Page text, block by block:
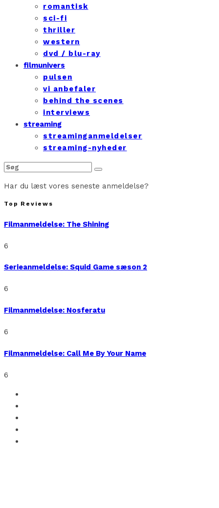
romantisk
sci-fi
thriller
western
dvd / blu-ray
filmunivers
pulsen
vi anbefaler
behind the scenes
interviews
streaming
streaminganmeldelser
streaming-nyheder
Har du læst vores seneste anmeldelse?
Top Reviews
Filmanmeldelse: The Shining
6
Serieanmeldelse: Squid Game sæson 2
6
Filmanmeldelse: Nosferatu
6
Filmanmeldelse: Call Me By Your Name
6